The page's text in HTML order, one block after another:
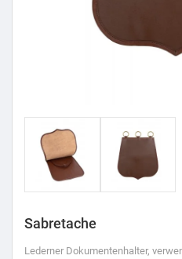
Sabretache
Lederner Dokumentenhalter,